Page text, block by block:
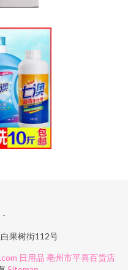
-
果树街112号
日用品 亳州市平喜百货店